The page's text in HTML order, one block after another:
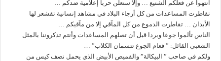
انتهوا عن فعلكم الشنيع … وإلا سنعلن حربا إعلامية ضدكم …
تقاطرت المساعدات من كل أرجاء البلاد في مشاهد إنسانية تقشعر لها
الأبدان … تقاطرت الدموع من كل المآقي إلا من مآقيكم …
الناس تألموا جوعا وبردا قبل أن تصلهم المساعدات وأنتم تذكروننا بالمثل
الشعبي القائل: ” فعام الجوع تتسمان الكلاب” …
ولكم في صاحب ” البيكالة” والقميص الأبيض الذي يحمل نصف كيس من